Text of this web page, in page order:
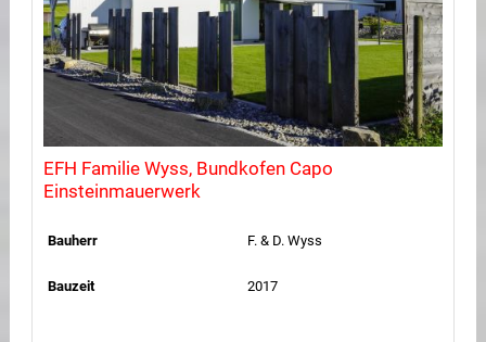
EFH Familie Wyss, Bundkofen Capo
Einsteinmauerwerk
Bauherr F. & D. Wyss
Bauzeit 2017